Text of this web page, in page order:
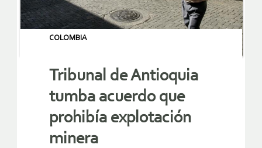
COLOMBIA
Tribunal de Antioquia
tumba acuerdo que
prohibía explotación
minera